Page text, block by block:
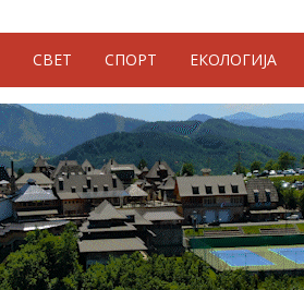
СВЕТ СПОРТ ЕКОЛОГИЈА